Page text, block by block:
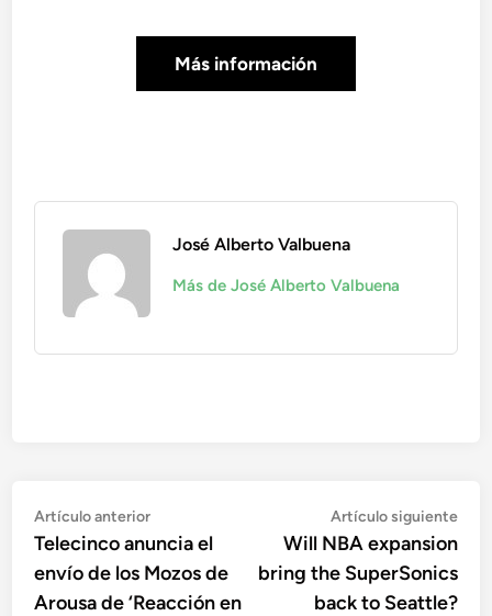
Más información
José Alberto Valbuena
Más de José Alberto Valbuena
Navegación
de
entradas
Artículo anteriorArtículo
anterior:
Telecinco anuncia el
envío de los Mozos de
Arousa de ‘Reacción en
Artículo siguiente
Will NBA expansion
bring the SuperSonics
back to Seattle?